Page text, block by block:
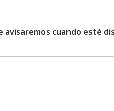
avisaremos cuando esté